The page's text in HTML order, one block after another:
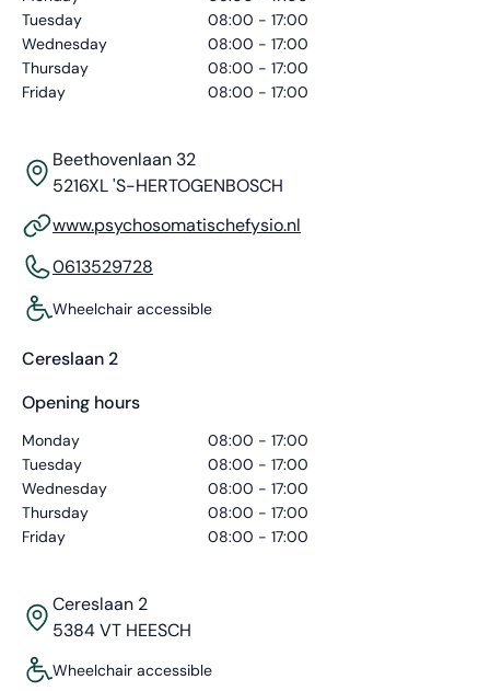
Tuesday
08:00 - 17:00
Wednesday
08:00 - 17:00
Thursday
08:00 - 17:00
Friday
08:00 - 17:00
Beethovenlaan 32
5216XL 'S-HERTOGENBOSCH
www.psychosomatischefysio.nl
0613529728
Wheelchair accessible
Cereslaan 2
Opening hours
Monday
08:00 - 17:00
Tuesday
08:00 - 17:00
Wednesday
08:00 - 17:00
Thursday
08:00 - 17:00
Friday
08:00 - 17:00
Cereslaan 2
5384 VT HEESCH
Wheelchair accessible